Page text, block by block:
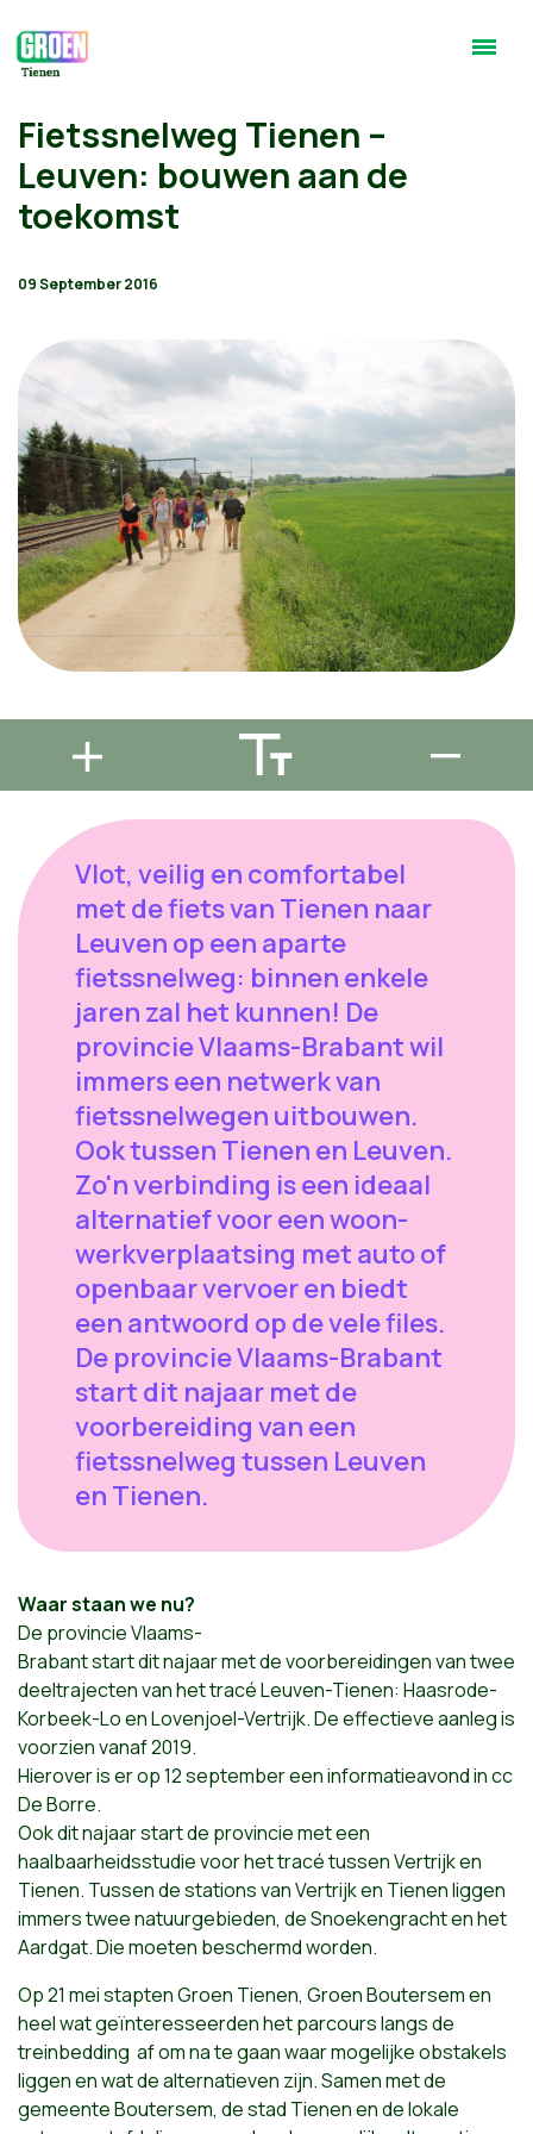
Fietssnelweg Tienen –
Leuven: bouwen aan de
toekomst
09 September 2016
Vlot, veilig en comfortabel
met de fiets van Tienen naar
Leuven op een aparte
fietssnelweg: binnen enkele
jaren zal het kunnen! De
provincie Vlaams-Brabant wil
immers een netwerk van
fietssnelwegen uitbouwen.
Ook tussen Tienen en Leuven.
Zo'n verbinding is een ideaal
alternatief voor een woon-
werkverplaatsing met auto of
openbaar vervoer en biedt
een antwoord op de vele files.
De provincie Vlaams-Brabant
start dit najaar met de
voorbereiding van een
fietssnelweg tussen Leuven
en Tienen.
Waar staan we nu?
De provincie Vlaams-
Brabant start dit najaar met de voorbereidingen van twee
deeltrajecten van het tracé Leuven-Tienen: Haasrode-
Korbeek-Lo en Lovenjoel-Vertrijk. De effectieve aanleg is
voorzien vanaf 2019.
Hierover is er op 12 september een informatieavond in cc
De Borre.
Ook dit najaar start de provincie met een
haalbaarheidsstudie voor het tracé tussen Vertrijk en
Tienen. Tussen de stations van Vertrijk en Tienen liggen
immers twee natuurgebieden, de Snoekengracht en het
Aardgat. Die moeten beschermd worden.
Op 21 mei stapten Groen Tienen, Groen Boutersem en
heel wat geïnteresseerden het parcours langs de
treinbedding af om na te gaan waar mogelijke obstakels
liggen en wat de alternatieven zijn. Samen met de
gemeente Boutersem, de stad Tienen en de lokale